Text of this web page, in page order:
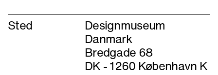
Sted Designmuseum
Danmark
Bredgade 68
DK - 1260 København K